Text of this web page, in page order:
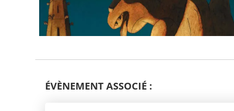
ÉVÈNEMENT ASSOCIÉ :